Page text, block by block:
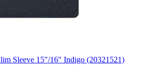
Sleeve 15"/16" Indigo (20321521)